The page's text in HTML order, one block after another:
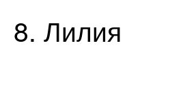
8. Лилия